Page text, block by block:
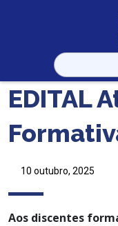
Pesquisar
por:
EDITAL
10 outubro, 2025
Aos discentes